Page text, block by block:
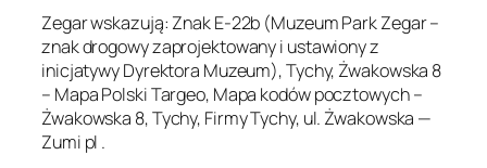
Zegar wskazują: Znak E-22b (Muzeum Park Zegar –
znak drogowy zaprojektowany i ustawiony z
inicjatywy Dyrektora Muzeum), Tychy, Żwakowska 8
– Mapa Polski Targeo, Mapa kodów pocztowych –
Żwakowska 8, Tychy, Firmy Tychy, ul. Żwakowska —
Zumi pl .